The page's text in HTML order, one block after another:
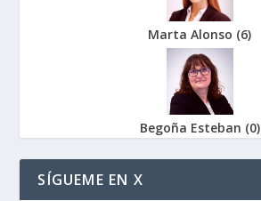
Marta Alonso (6)
Begoña Esteban (0)
SÍGUEME EN X